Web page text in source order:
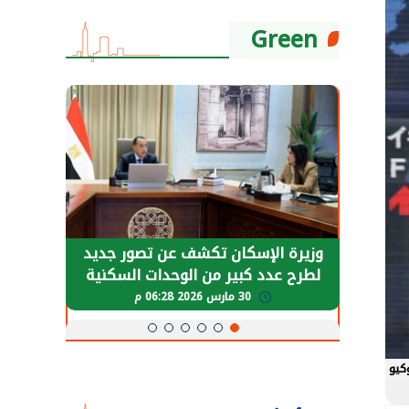
Green
وزيرة الإسكان تكشف عن تصور جديد
لطرح عدد كبير من الوحدات السكنية
بنظام الإيجار